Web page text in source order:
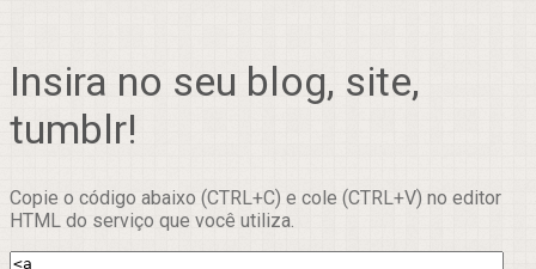
Insira no seu blog, site,
tumblr!
Copie o código abaixo (CTRL+C) e cole (CTRL+V) no editor
HTML do serviço que você utiliza.